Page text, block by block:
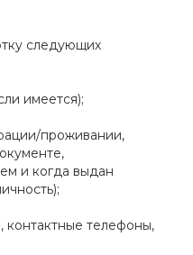
следующих
имеется);
проживании,
и когда выдан
контактные телефоны,